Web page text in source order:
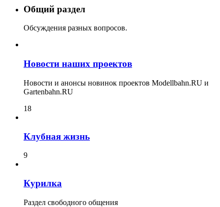
Общий раздел
Обсуждения разных вопросов.
Новости наших проектов
Новости и анонсы новинок проектов Modellbahn.RU и
Gartenbahn.RU
18
Клубная жизнь
9
Курилка
Раздел свободного общения